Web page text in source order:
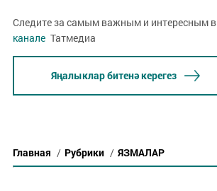
Следите за самым важным и интересным в
канале Татмедиа
Яңалыклар битенә керегез
Главная / Рубрики / ЯЗМАЛАР